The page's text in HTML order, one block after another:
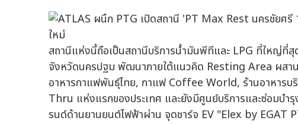
สถานีแห่งนี้ถือเป็นสถานีบริการน้ำมันพีทีและ LPG ที่ใหญ่ที่สุ
จังหวัดนครปฐม พัฒนาภายใต้แนวคิด Resting Area ผส
อาหารกาแฟพันธุ์ไทย, กาแฟ Coffee World, ร้านอาหาร
Thru แห่งแรกของประเทศ และยังมีศูนย์บริการและซ่อมบำ
รนด์ด้านยานยนต์ไฟฟ้าผ่าน จุดชาร์จ EV "Elex by EGAT